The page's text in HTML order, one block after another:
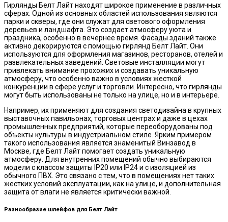
Гирлянды Белт Лайт находят широкое применение в различных
сферах. Одной из основных областей использования являются
парки и скверы, где они служат для светового оформления
деревьев и ландшафта. Это создает атмосферу уюта и
праздника, особенно в вечернее время. Фасады зданий также
активно декорируются с помощью гирлянд Белт Лайт. Они
используются для оформления магазинов, ресторанов, отелей и
развлекательных заведений. Световые инсталляции могут
привлекать внимание прохожих и создавать уникальную
атмосферу, что особенно важно в условиях жесткой
конкуренции в сфере услуг и торговли. Интересно, что гирлянды
могут быть использованы не только на улице, но и в интерьере.
Например, их применяют для создания светодизайна в крупных
выставочных павильонах, торговых центрах и даже в цехах
промышленных предприятий, которые переоборудованы под
объекты культуры в индустриальном стиле. Ярким примером
такого использования является знаменитый Винзавод в
Москве, где Белт Лайт помогает создать уникальную
атмосферу. Для внутренних помещений обычно выбираются
модели с классом защиты IP20 или IP24 и с изоляцией из
обычного ПВХ. Это связано с тем, что в помещениях нет таких
жестких условий эксплуатации, как на улице, и дополнительная
защита от влаги не является критически важной.
Разнообразие шлейфов для Белт Лайт